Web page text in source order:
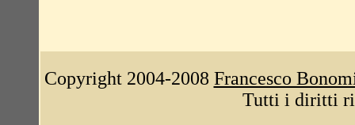
Copyright 2004-2008 Francesco
Tutti i diritti